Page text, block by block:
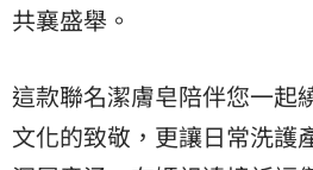
共襄盛舉。
這款聯名潔膚皂陪伴您一起
文化的致敬，更讓日常洗護